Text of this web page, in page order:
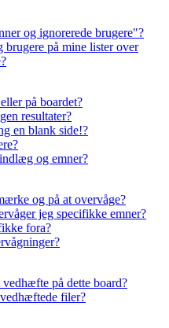
og ignorerede brugere"?
på mine lister over
på boardet?
resultater?
en blank side!?
og emner?
og på at overvåge?
jeg specifikke emner?
fora?
på dette board?
filer?